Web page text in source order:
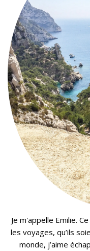
Je m'appelle Emilie.
les voyages, qu’ils
monde, j’aime